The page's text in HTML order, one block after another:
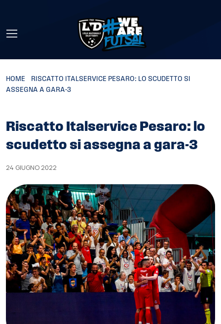
HOME
RISCATTO ITALSERVICE PESARO: LO SCUDETTO SI
ASSEGNA A GARA-3
Riscatto Italservice Pesaro: lo
scudetto si assegna a gara-3
24 GIUGNO 2022